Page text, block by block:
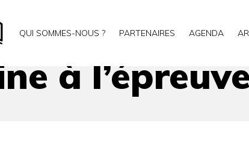
QUI SOMMES-NOUS ? PARTENAIRES AGENDA
à l’épreuve du sang
à